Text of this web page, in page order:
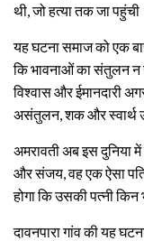
थी, जो हत्या तक जा
यह घटना समाज को एक
कि भावनाओं का संतुलन न
विश्वास और ईमानदारी
असंतुलन, शक और स्वार्थ
अमरावती अब इस दुनिया
और संजय, वह एक ऐसा
होगा कि उसकी पत्नी
दावनपारा गांव की यह